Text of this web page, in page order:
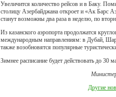
Увеличится количество рейсов и в Баку.
столицу Азербайджана откроет и «Ак Барс
станут возможны два раза в неделю, по
Из казанского аэропорта продолжатся
международным направлениям: в Дубай,
также возобновятся популярные
Зимнее расписание будет действовать до 30
Другие